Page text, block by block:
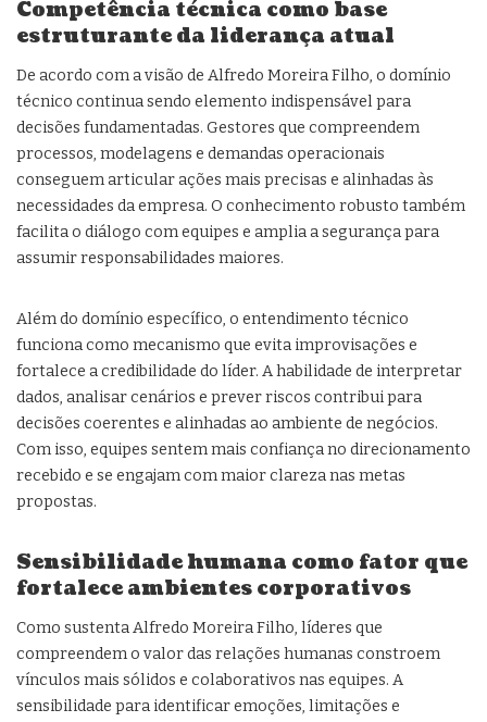
Competência técnica como base
estruturante da liderança atual
De acordo com a visão de Alfredo Moreira Filho, o domínio
técnico continua sendo elemento indispensável para
decisões fundamentadas. Gestores que compreendem
processos, modelagens e demandas operacionais
conseguem articular ações mais precisas e alinhadas às
necessidades da empresa. O conhecimento robusto também
facilita o diálogo com equipes e amplia a segurança para
assumir responsabilidades maiores.
Além do domínio específico, o entendimento técnico
funciona como mecanismo que evita improvisações e
fortalece a credibilidade do líder. A habilidade de interpretar
dados, analisar cenários e prever riscos contribui para
decisões coerentes e alinhadas ao ambiente de negócios.
Com isso, equipes sentem mais confiança no direcionamento
recebido e se engajam com maior clareza nas metas
propostas.
Sensibilidade humana como fator que
fortalece ambientes corporativos
Como sustenta Alfredo Moreira Filho, líderes que
compreendem o valor das relações humanas constroem
vínculos mais sólidos e colaborativos nas equipes. A
sensibilidade para identificar emoções, limitações e